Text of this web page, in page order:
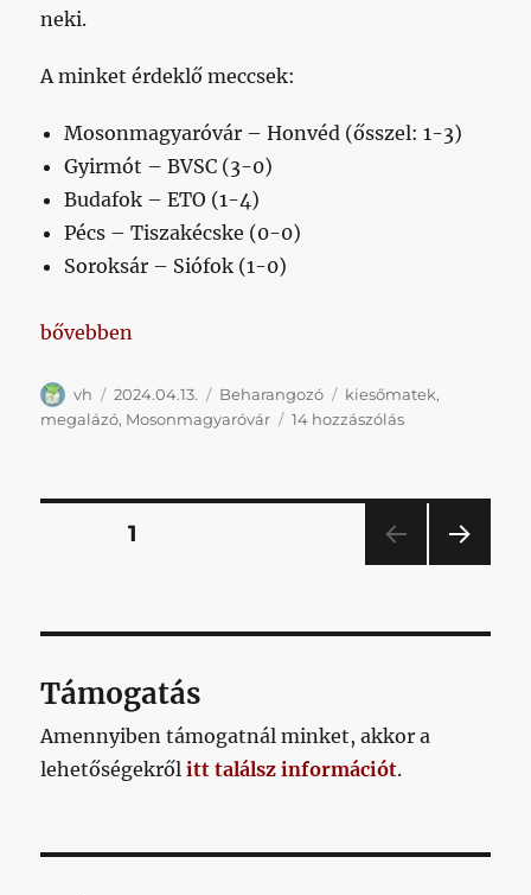
neki.
A minket érdeklő meccsek:
Mosonmagyaróvár – Honvéd (ősszel: 1-3)
Gyirmót – BVSC (3-0)
Budafok – ETO (1-4)
Pécs – Tiszakécske (0-0)
Soroksár – Siófok (1-0)
„Megalázó, de újra elővettük a kiesőmatekot”
bővebben
Szerző
vh Közzétéve
2024.04.13. Kategória
Beharangozó Címke
kiesőmatek,
megalázó, Mosonmagyaróvár 14 hozzászólásMegalázó,
kiesőmatekot
című
Bejegyzések
OLDAL1
OLD
Támogatás
Amennyiben támogatnál minket, akkor a
lehetőségekrőlitt találsz információt.